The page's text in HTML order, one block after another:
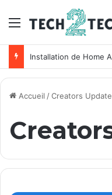
Menu
Installation de Home
Accueil /Creators Update